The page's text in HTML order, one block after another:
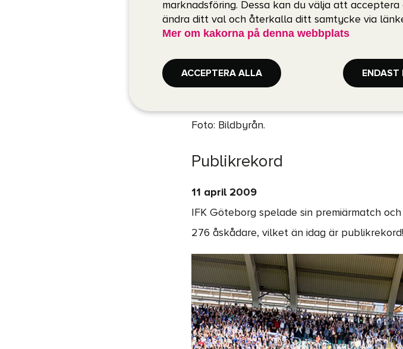
Foto: Bildbyrån.
Publikrekord
11 april 2009
IFK Göteborg spelade sin premiärmatch
276 åskådare, vilket än idag är publikrekord!
marknadsföring. Dessa kan du välja att
ändra ditt val och återkalla ditt samtycke via
Mer om kakorna på denna webbplats
ACCEPTERA ALLA